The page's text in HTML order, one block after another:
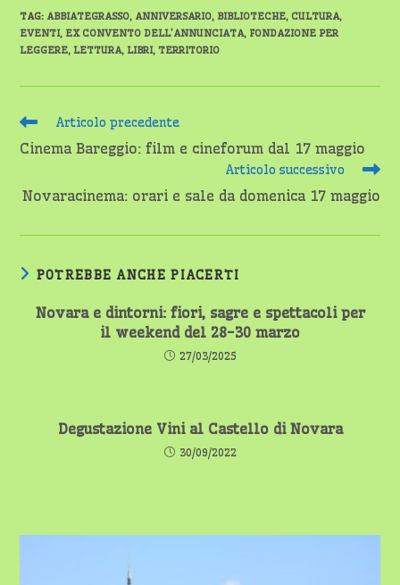
TAG: ABBIATEGRASSO, ANNIVERSARIO, BIBLIOTECHE, CULTURA,
EVENTI, EX CONVENTO DELL’ANNUNCIATA, FONDAZIONE PER
LEGGERE, LETTURA, LIBRI, TERRITORIO
Leggi
articoli
Articolo precedente
Cinema Bareggio: film e cineforum dal 17 maggio
Articolo successivo
Novaracinema: orari e sale da domenica 17 maggio
POTREBBE ANCHE PIACERTI
Novara e dintorni: fiori, sagre e spettacoli per
il weekend del 28-30 marzo
27/03/2025
Degustazione Vini al Castello di Novara
30/09/2022